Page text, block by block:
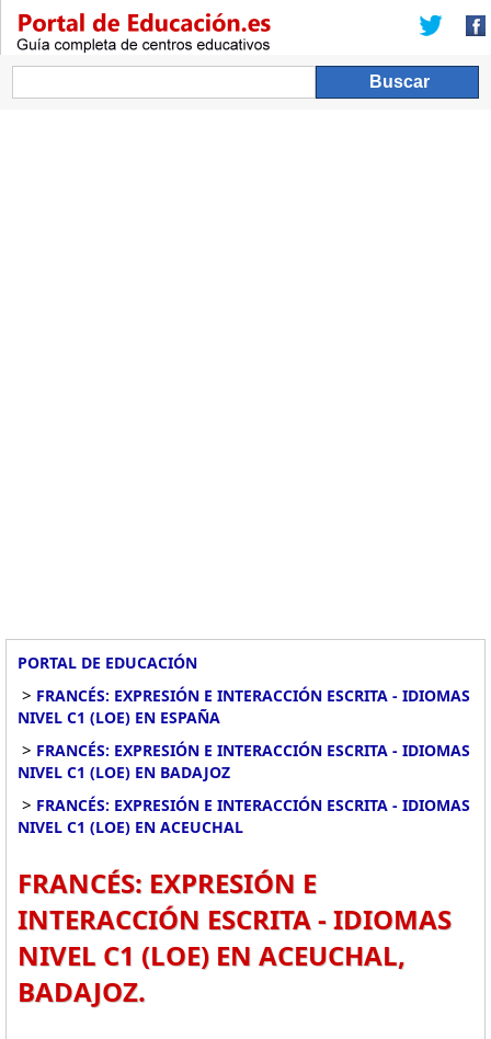
PORTAL DE EDUCACIÓN
> FRANCÉS: EXPRESIÓN E INTERACCIÓN ESCRITA - IDIOMAS
NIVEL C1 (LOE) EN ESPAÑA
> FRANCÉS: EXPRESIÓN E INTERACCIÓN ESCRITA - IDIOMAS
NIVEL C1 (LOE) EN BADAJOZ
> FRANCÉS: EXPRESIÓN E INTERACCIÓN ESCRITA - IDIOMAS
NIVEL C1 (LOE) EN ACEUCHAL
FRANCÉS: EXPRESIÓN E
INTERACCIÓN ESCRITA - IDIOMAS
NIVEL C1 (LOE) EN ACEUCHAL,
BADAJOZ.